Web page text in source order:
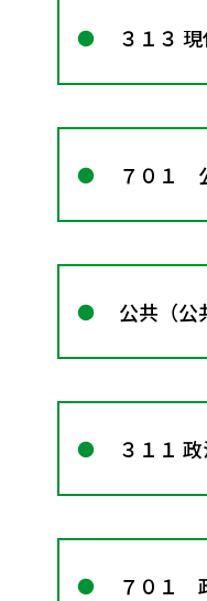
３１３
７０１
公共（公
３１１
７０１